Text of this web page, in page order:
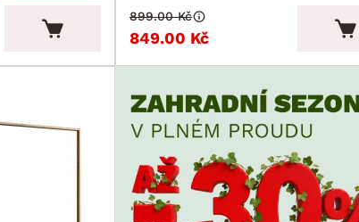
849.00 Kč
899.00 Kč